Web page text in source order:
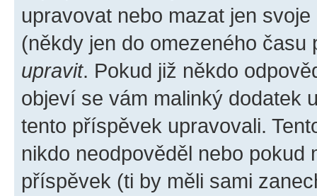
upravovat nebo mazat jen
(někdy jen do omezeného
upravit. Pokud již někdo
objeví se vám malinký dodatek
tento příspěvek upravovali.
nikdo neodpověděl nebo pokud
příspěvek (ti by měli sami